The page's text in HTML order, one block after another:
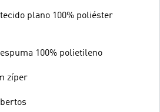
plano 100% poliéster
100% polietileno
zíper